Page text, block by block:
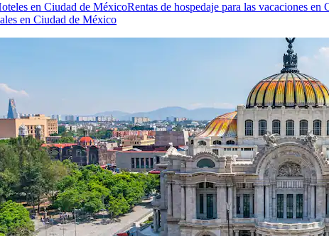
en Ciudad de MéxicoRentas de hospedaje para las vacaciones en
en Ciudad de México